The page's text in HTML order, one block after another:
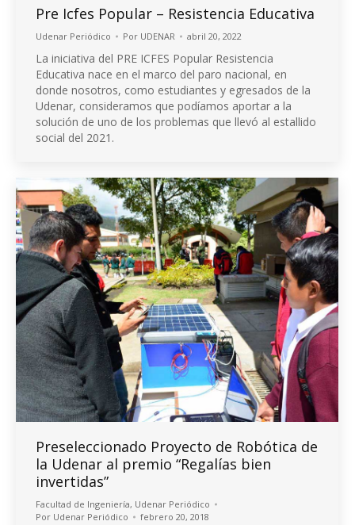
Pre Icfes Popular – Resistencia Educativa
Udenar Periódico Por UDENAR abril 20, 2022
La iniciativa del PRE ICFES Popular Resistencia
Educativa nace en el marco del paro nacional, en
donde nosotros, como estudiantes y egresados de la
Udenar, consideramos que podíamos aportar a la
solución de uno de los problemas que llevó al estallido
social del 2021.
Preseleccionado Proyecto de Robótica de
la Udenar al premio “Regalías bien
invertidas”
Facultad de Ingeniería, Udenar Periódico
Por Udenar Periódico febrero 20, 2018